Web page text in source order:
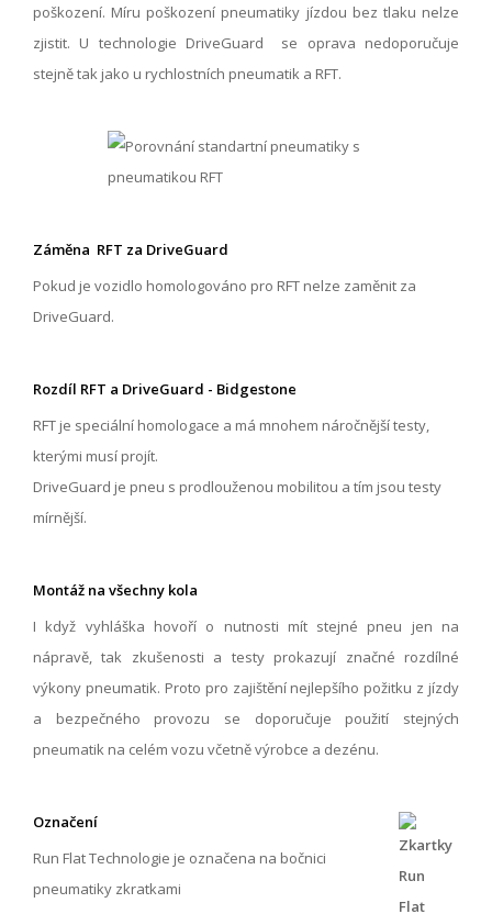
poškození. Míru poškození pneumatiky jízdou bez tlaku nelze
zjistit. U technologie DriveGuard se oprava nedoporučuje
stejně tak jako u rychlostních pneumatik a RFT.
Záměna RFT za DriveGuard
Pokud je vozidlo homologováno pro RFT nelze zaměnit za
DriveGuard.
Rozdíl RFT a DriveGuard - Bidgestone
RFT je speciální homologace a má mnohem náročnější testy,
kterými musí projít.
DriveGuard je pneu s prodlouženou mobilitou a tím jsou testy
mírnější.
Montáž na všechny kola
I když vyhláška hovoří o nutnosti mít stejné pneu jen na
nápravě, tak zkušenosti a testy prokazují značné rozdílné
výkony pneumatik. Proto pro zajištění nejlepšího požitku z jízdy
a bezpečného provozu se doporučuje použití stejných
pneumatik na celém vozu včetně výrobce a dezénu.
Označení
Run Flat Technologie je označena na bočnici
pneumatiky zkratkami